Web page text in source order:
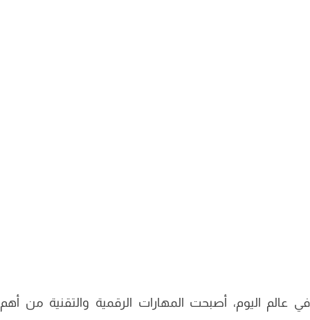
عالم اليوم، أصبحت المهارات الرقمية والتقنية من أهم